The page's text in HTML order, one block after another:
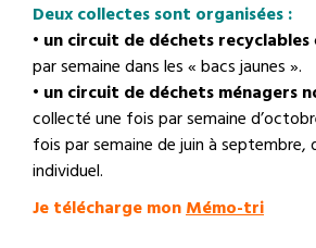
Deux collectes sont organisées :
• un circuit de déchets recyclables
par semaine dans les « bacs jaunes ».
• un circuit de déchets ménagers
collecté une fois par semaine
fois par semaine de juin à septembre,
individuel.
Je télécharge monMémo-tri